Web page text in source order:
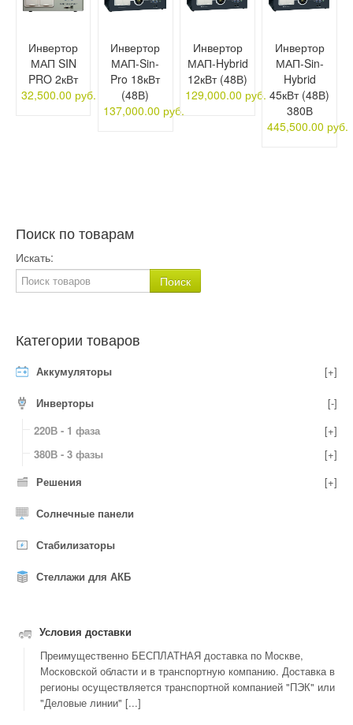
Инвертор
МАП SIN
PRO 2кВт
32,500.00 руб.
Инвертор
МАП-Sin-
Pro 18кВт
(48В)
137,000.00 руб.
Инвертор
МАП-Hybrid
12кВт (48В)
129,000.00 руб.
Инвертор
МАП-Sin-
Hybrid
45кВт (48В)
380В
445,500.00 руб.
Поиск по товарам
Искать:
Категории товаров
Аккумуляторы [+]
Инверторы
[-]
220В - 1 фаза
[+]
380В - 3 фазы
[+]
Решения
[+]
Солнечные панели
Стабилизаторы
Стеллажи для АКБ
Условия доставки
Преимущественно БЕСПЛАТНАЯ доставка по Москве,
Московской области и в транспортную компанию. Доставка в
регионы осуществляется транспортной компанией "ПЭК" или
"Деловые линии" [...]